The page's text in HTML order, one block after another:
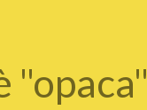
"opaca"